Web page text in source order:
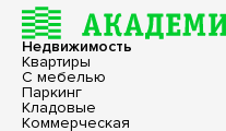
Недвижимость
Квартиры
С мебелью
Паркинг
Кладовые
Коммерческая